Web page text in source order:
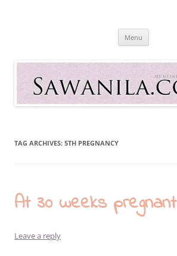
Sawanila.com
All In One Family Blog
Menu
TAG ARCHIVES: 5TH PREGNANCY
At 30 weeks pregnant
Leave a reply